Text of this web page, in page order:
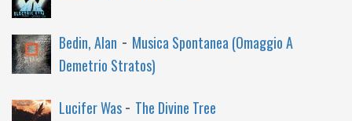
Bedin, Alan - Musica Spontanea (Omaggio A
Demetrio Stratos)
Lucifer Was- The Divine Tree